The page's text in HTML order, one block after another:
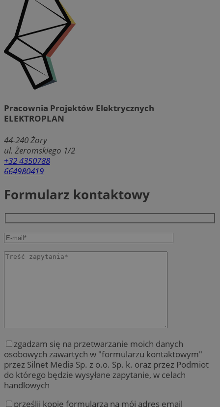
Pracownia Projektów Elektrycznych
ELEKTROPLAN
44-240Żory
ul. Żeromskiego 1/2
+32 4350788
664980419
Formularz kontaktowy
zgadzam się na przetwarzanie moich danych
osobowych zawartych w "formularzu kontaktowym"
przez Silnet Media Sp. z o.o. Sp. k. oraz przez Podmiot
do którego będzie wysyłane zapytanie, w celach
handlowych
prześlij kopię formularza na mój adres email